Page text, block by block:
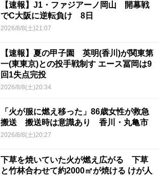
【速報】J1・ファジアーノ岡山 開幕戦
でC大阪に逆転負け 8日
2026/8/8(土)21:07
【速報】夏の甲子園 英明(香川)が関東第
一(東東京)との投手戦制す エース冨岡は9
回1失点完投
2026/8/8(土)20:34
「火が服に燃え移った」86歳女性が救急
搬送 搬送時は意識あり 香川・丸亀市
2026/8/8(土)20:27
下草を焼いていた火が燃え広がる 下草
と竹林合わせて約2000㎡が焼ける けが人